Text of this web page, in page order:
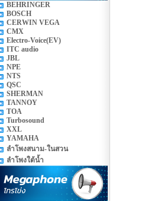
BEHRINGER
BOSCH
CERWIN VEGA
CMX
Electro-Voice(EV)
ITC audio
JBL
NPE
NTS
QSC
SHERMAN
TANNOY
TOA
Turbosound
XXL
YAMAHA
ลำโพงสนาม-ในสวน
ลำโพงใต้น้ำ